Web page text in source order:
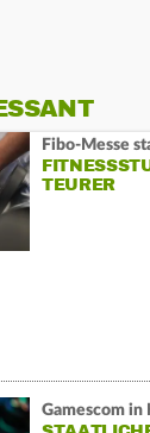
Fibo-Messe
TEURER
Gamescom in